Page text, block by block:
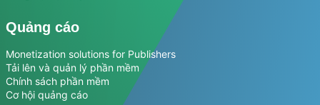
Quảng cáo
Monetization solutions for Publishers
Tải lên và quản lý phần mềm
Chính sách phần mềm
Cơ hội quảng cáo